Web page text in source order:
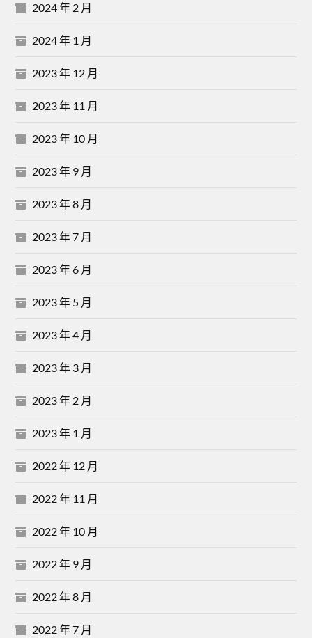
2024 年 2 月
2024 年 1 月
2023 年 12 月
2023 年 11 月
2023 年 10 月
2023 年 9 月
2023 年 8 月
2023 年 7 月
2023 年 6 月
2023 年 5 月
2023 年 4 月
2023 年 3 月
2023 年 2 月
2023 年 1 月
2022 年 12 月
2022 年 11 月
2022 年 10 月
2022 年 9 月
2022 年 8 月
2022 年 7 月